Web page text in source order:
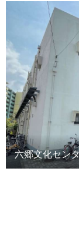
六郷文化セン